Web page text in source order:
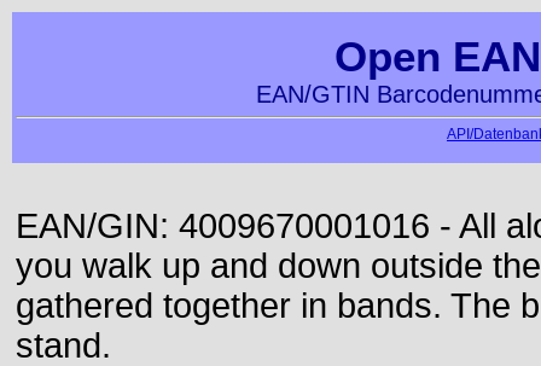
Open
EAN/GTIN
API/
EAN/GIN: 4009670001016 - All
you walk up and down outside
gathered together in bands. The
stand.